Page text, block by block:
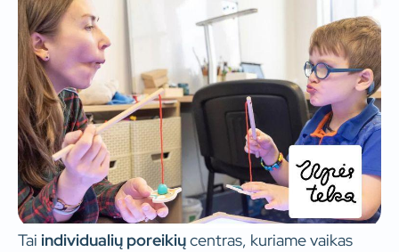
Tai individualių poreikiųcentras, kuriame vaikas